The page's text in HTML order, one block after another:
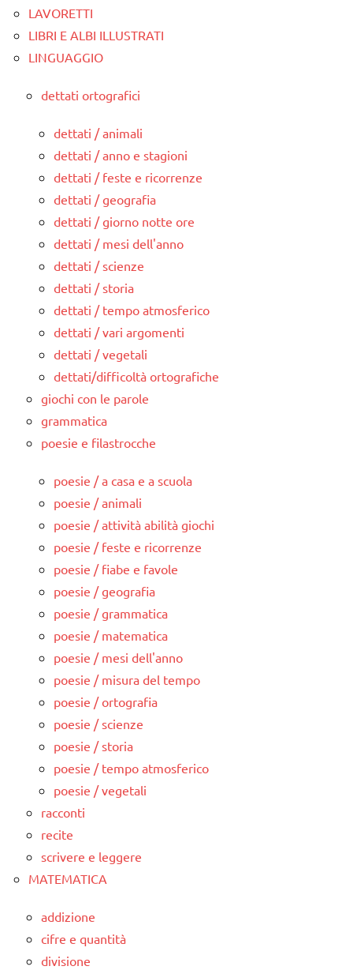
LAVORETTI
LIBRI E ALBI ILLUSTRATI
LINGUAGGIO
dettati ortografici
dettati / animali
dettati / anno e stagioni
dettati / feste e ricorrenze
dettati / geografia
dettati / giorno notte ore
dettati / mesi dell'anno
dettati / scienze
dettati / storia
dettati / tempo atmosferico
dettati / vari argomenti
dettati / vegetali
dettati/difficoltà ortografiche
giochi con le parole
grammatica
poesie e filastrocche
poesie / a casa e a scuola
poesie / animali
poesie / attività abilità giochi
poesie / feste e ricorrenze
poesie / fiabe e favole
poesie / geografia
poesie / grammatica
poesie / matematica
poesie / mesi dell'anno
poesie / misura del tempo
poesie / ortografia
poesie / scienze
poesie / storia
poesie / tempo atmosferico
poesie / vegetali
racconti
recite
scrivere e leggere
MATEMATICA
addizione
cifre e quantità
divisione